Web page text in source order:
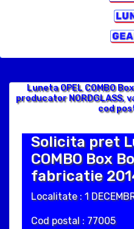
Luneta OPEL COMBO
producator NORDGLASS,
cod
Solicita pret
COMBO Box
fabricatie
Localitate : 1
Cod postal : 77005